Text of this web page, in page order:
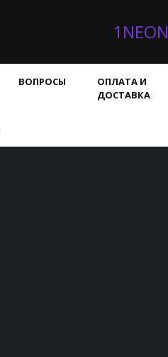
1NEON
ВОПРОСЫ
ОПЛАТА И
ДОСТАВКА